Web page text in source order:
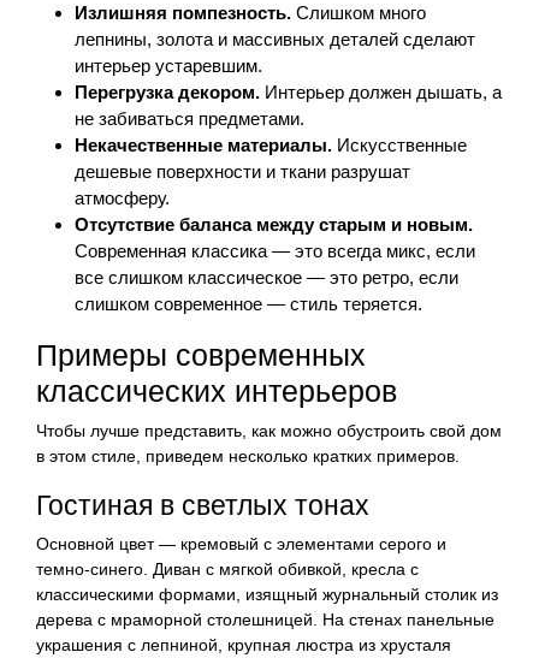
Излишняя помпезность. Слишком много
лепнины, золота и массивных деталей сделают
интерьер устаревшим.
Перегрузка декором. Интерьер должен дышать, а
не забиваться предметами.
Некачественные материалы. Искусственные
дешевые поверхности и ткани разрушат
атмосферу.
Отсутствие баланса между старым и новым.
Современная классика — это всегда микс, если
все слишком классическое — это ретро, если
слишком современное — стиль теряется.
Примеры современных
классических интерьеров
Чтобы лучше представить, как можно обустроить свой дом
в этом стиле, приведем несколько кратких примеров.
Гостиная в светлых тонах
Основной цвет — кремовый с элементами серого и
темно-синего. Диван с мягкой обивкой, кресла с
классическими формами, изящный журнальный столик из
дерева с мраморной столешницей. На стенах панельные
украшения с лепниной, крупная люстра из хрусталя